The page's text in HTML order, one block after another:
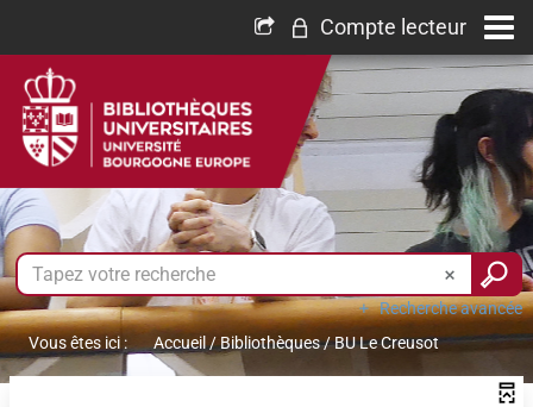
Compte lecteur
Recherche avancée
Vous êtes ici :
Accueil /Bibliothèques/BU Le Creusot